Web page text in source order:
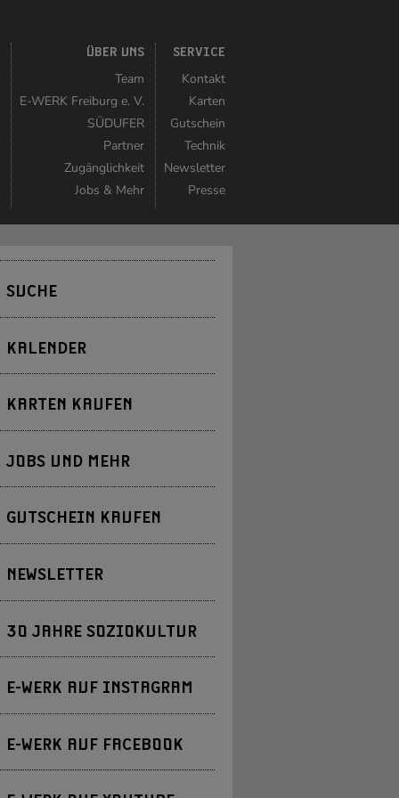
ÜBER UNS
Team
E-WERK Freiburg e. V.
SÜDUFER
Partner
Zugänglichkeit
Jobs & Mehr
SERVICE
Kontakt
Karten
Gutschein
Technik
Newsletter
Presse
SUCHE
KALENDER
KARTEN KAUFEN
JOBS UND MEHR
GUTSCHEIN KAUFEN
NEWSLETTER
30 JAHRE SOZIOKULTUR
E-WERK AUF INSTAGRAM
E-WERK AUF FACEBOOK